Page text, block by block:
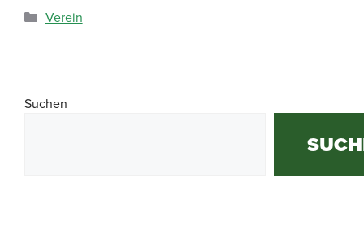
Verein
Suchen